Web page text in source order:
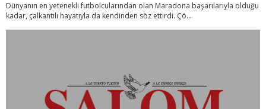
Dünyanın en yetenekli futbolcularından olan Maradona başarılarıyla olduğu
kadar, çalkantılı hayatıyla da kendinden söz ettirdi. Çö...